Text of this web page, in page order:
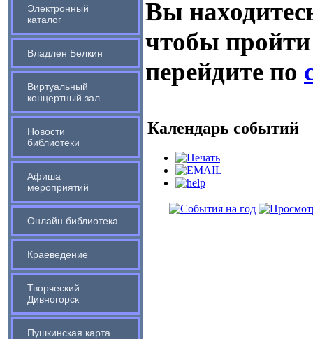
Электронный
каталог
Владлен Белкин
Виртуальный
концертный зал
Новости
библиотеки
Афиша
мероприятий
Онлайн библиотека
Краеведение
Творческий
Дивногорск
Пушкинская карта
Вы
чтобы
перейдите по
Календарь событий